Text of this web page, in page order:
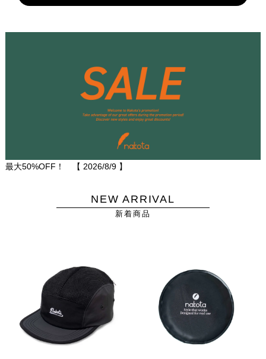
最大50%OFF！ 【 2026/8/9】
NEW ARRIVAL
新着商品